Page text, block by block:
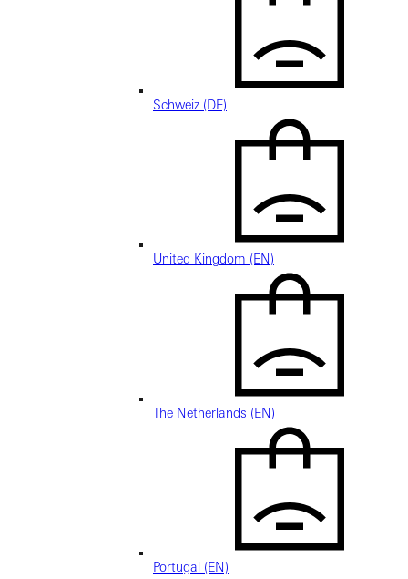
Schweiz (DE)
United Kingdom (EN)
The Netherlands (EN)
Portugal (EN)